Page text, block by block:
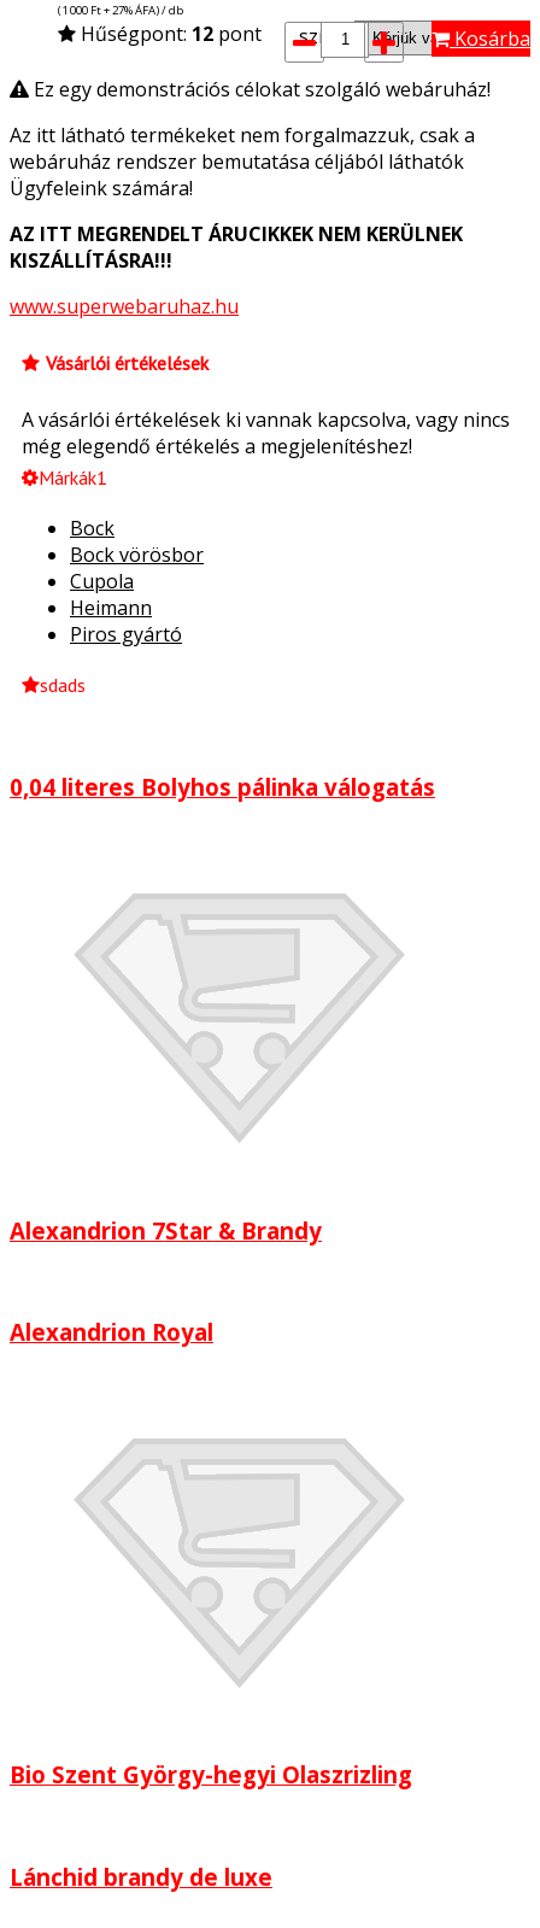
(1 000 Ft+ 27% ÁFA) / db
Hűségpont: 12 pont szín*:
Kosárba
Ez egy demonstrációs célokat szolgáló webáruház!
Az itt látható termékeket nem forgalmazzuk, csak a
webáruház rendszer bemutatása céljából láthatók
Ügyfeleink számára!
AZ ITT MEGRENDELT ÁRUCIKKEK NEM KERÜLNEK
KISZÁLLÍTÁSRA!!!
www.superwebaruhaz.hu
Vásárlói értékelések
A vásárlói értékelések ki vannak kapcsolva, vagy nincs
még elegendő értékelés a megjelenítéshez!
Márkák1
Bock
Bock vörösbor
Cupola
Heimann
Piros gyártó
sdads
0,04 literes Bolyhos pálinka válogatás
Alexandrion 7Star & Brandy
Alexandrion Royal
Bio Szent György-hegyi Olaszrizling
Lánchid brandy de luxe